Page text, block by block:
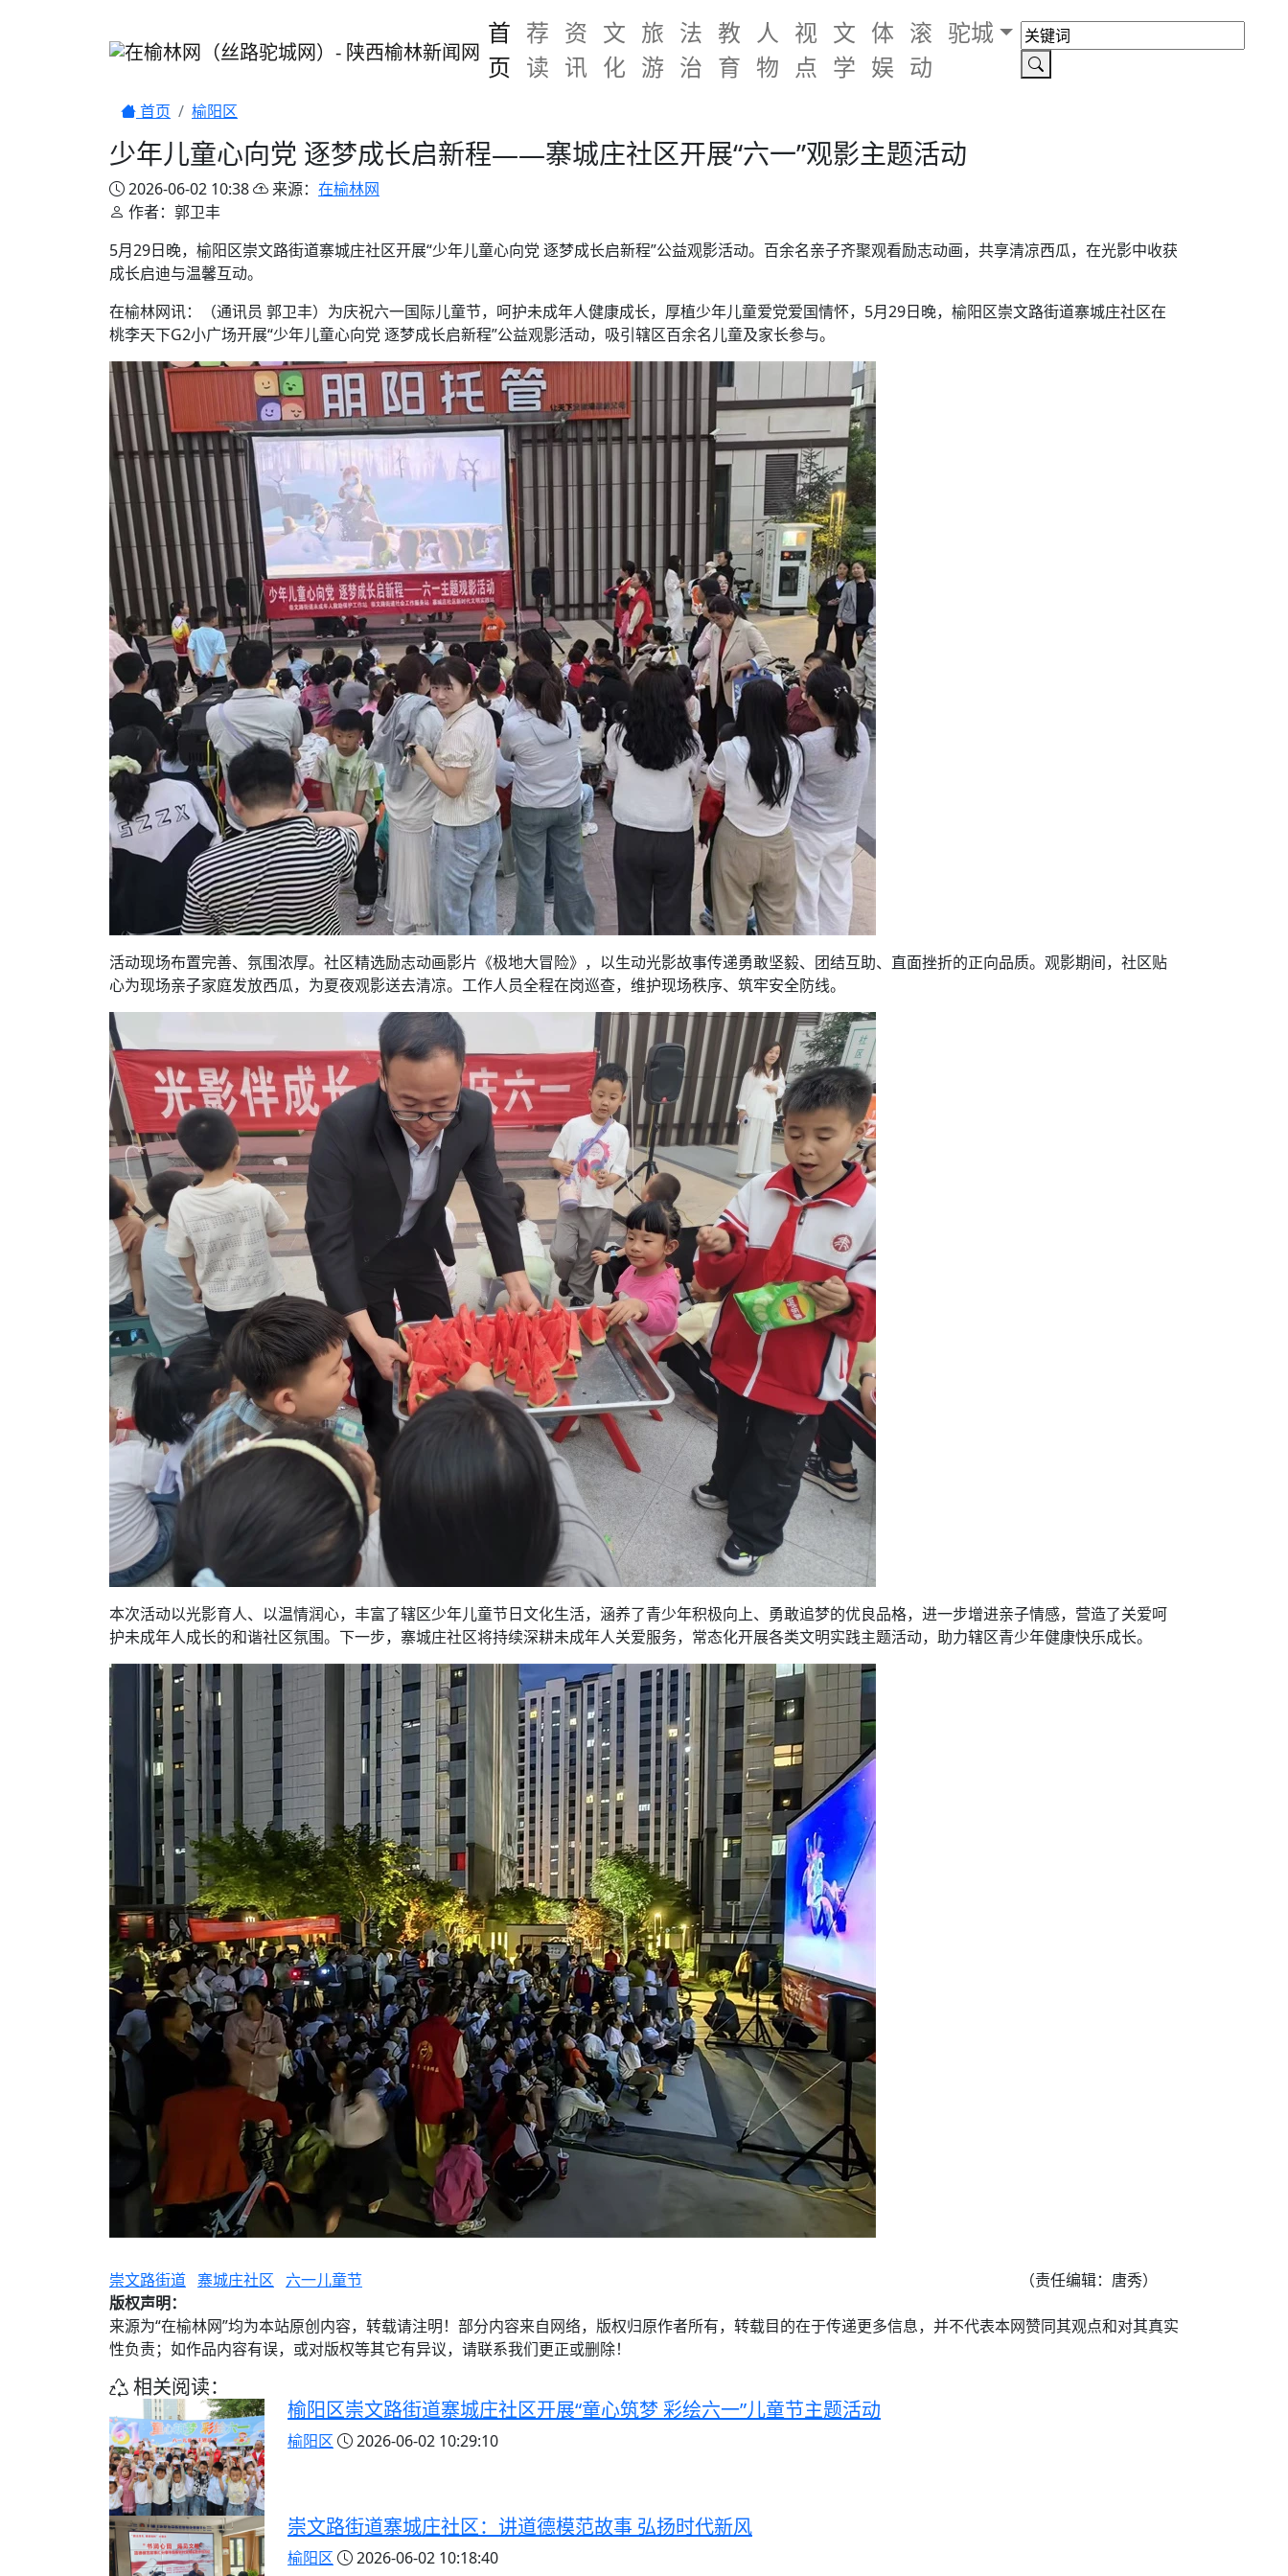
首
页
荐
读
资
讯
文
化
旅
游
法
治
教
育
人
物
视
点
文
学
体
娱
滚
动
驼城
首页 榆阳区
少年儿童心向党 逐梦成长启新程——寨城庄社区开展“六一”观影主题活动
2026-06-02 10:38 来源： 在榆林网
作者：郭卫丰
5月29日晚，榆阳区崇文路街道寨城庄社区开展“少年儿童心向党 逐梦成长启新程”公益观影活动。百余名亲子齐聚观看励志动画，共享清凉西瓜，在光影中收获
成长启迪与温馨互动。
在榆林网讯：（通讯员 郭卫丰）为庆祝六一国际儿童节，呵护未成年人健康成长，厚植少年儿童爱党爱国情怀，5月29日晚，榆阳区崇文路街道寨城庄社区在
桃李天下G2小广场开展“少年儿童心向党 逐梦成长启新程”公益观影活动，吸引辖区百余名儿童及家长参与。
活动现场布置完善、氛围浓厚。社区精选励志动画影片《极地大冒险》，以生动光影故事传递勇敢坚毅、团结互助、直面挫折的正向品质。观影期间，社区贴
心为现场亲子家庭发放西瓜，为夏夜观影送去清凉。工作人员全程在岗巡查，维护现场秩序、筑牢安全防线。
本次活动以光影育人、以温情润心，丰富了辖区少年儿童节日文化生活，涵养了青少年积极向上、勇敢追梦的优良品格，进一步增进亲子情感，营造了关爱呵
护未成年人成长的和谐社区氛围。下一步，寨城庄社区将持续深耕未成年人关爱服务，常态化开展各类文明实践主题活动，助力辖区青少年健康快乐成长。
崇文路街道 寨城庄社区 六一儿童节
（责任编辑：唐秀）
版权声明：
来源为“在榆林网”均为本站原创内容，转载请注明！部分内容来自网络，版权归原作者所有，转载目的在于传递更多信息，并不代表本网赞同其观点和对其真实
性负责；如作品内容有误，或对版权等其它有异议，请联系我们更正或删除！
相关阅读：
榆阳区崇文路街道寨城庄社区开展“童心筑梦 彩绘六一”儿童节主题活动
榆阳区 2026-06-02 10:29:10
崇文路街道寨城庄社区：讲道德模范故事 弘扬时代新风
榆阳区 2026-06-02 10:18:40